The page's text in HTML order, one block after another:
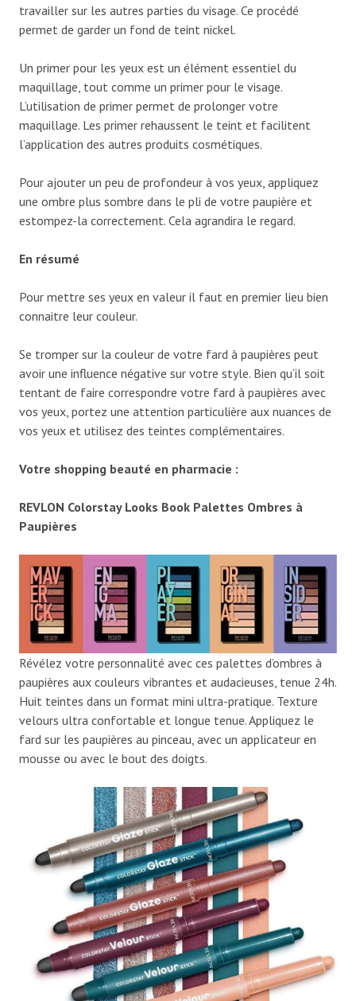
travailler sur les autres parties du visage. Ce procédé
permet de garder un fond de teint nickel.
Un primer pour les yeux est un élément essentiel du
maquillage, tout comme un primer pour le visage.
L’utilisation de primer permet de prolonger votre
maquillage. Les primer rehaussent le teint et facilitent
l’application des autres produits cosmétiques.
Pour ajouter un peu de profondeur à vos yeux, appliquez
une ombre plus sombre dans le pli de votre paupière et
estompez-la correctement. Cela agrandira le regard.
En résumé
Pour mettre ses yeux en valeur il faut en premier lieu bien
connaitre leur couleur.
Se tromper sur la couleur de votre fard à paupières peut
avoir une influence négative sur votre style. Bien qu’il soit
tentant de faire correspondre votre fard à paupières avec
vos yeux, portez une attention particulière aux nuances de
vos yeux et utilisez des teintes complémentaires.
Votre shopping beauté en pharmacie :
REVLON Colorstay Looks Book Palettes Ombres à
Paupières
Révélez votre personnalité avec ces palettes d’ombres à
paupières aux couleurs vibrantes et audacieuses, tenue 24h.
Huit teintes dans un format mini ultra-pratique. Texture
velours ultra confortable et longue tenue. Appliquez le
fard sur les paupières au pinceau, avec un applicateur en
mousse ou avec le bout des doigts.